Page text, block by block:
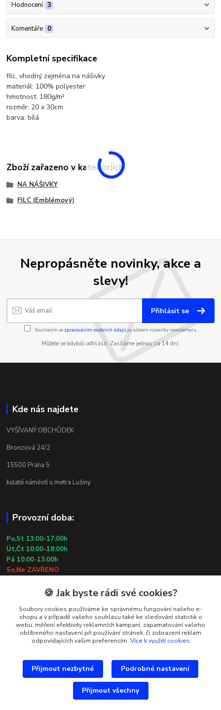
Hodnocení 3
Komentáře 0
Kompletní specifikace
filc, vhodný zejména na nášivky
materiál: 100% polyester
hmotnost: 180g/m²
rozměr: 20 x 30cm
barva: bílá
Zboží zařazeno v kategoriích
NA NÁŠIVKY
FILC (Emblémový)
Nepropásněte novinky, akce a
slevy!
Přihlásit se
Souhlasím se zpracováním osobních údajůza účelem rozesílky newsletteru.
Můžete se kdykoli odhlásit. Zasíláme jednou za 14 dní.
Kde nás najdete
VYŠÍVANÝ OBCHŮDEK
Bronzová 24/2
15500 Praha 5
kulaté náměstí u metra Lužiny
Provozní doba:
Po,St 13:00-17:00h
Út,Čt 10:00-18:00h
Pá 10:00-13:00h
So,Ne ZAVŘENO
Kontakty
Simona Kozová
+420 602 181 001
info@vysivanyobchudek.cz
🍪 Jak byste rádi své cookies?
Soubory cookies používáme ke správnému fungování našeho e-
shopu a v případě vašeho souhlasu také ke sledování statistik o
webu, měření efektivity reklamních kampaní, zapamatování vašeho
oblíbeného nastavení při používání stránek, či zobrazení reklam
odpovídajících vašim preferencím. Více k využití cookies
Přijmout nezbytné Podrobné nastavení
Přijmout všechny